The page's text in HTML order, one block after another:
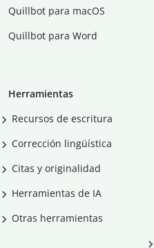
Quillbot para macOS
Quillbot para Word
Herramientas
Recursos de escritura
Corrección lingüística
Citas y originalidad
Herramientas de IA
Otras herramientas